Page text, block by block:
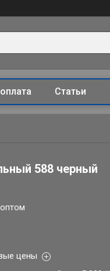
Статьи
588 черный
цены